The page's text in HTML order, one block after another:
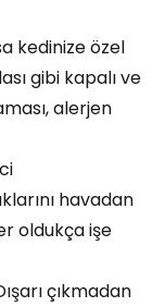
kedinize özel
gibi kapalı ve
alerjen
havadan
oldukça işe
çıkmadan